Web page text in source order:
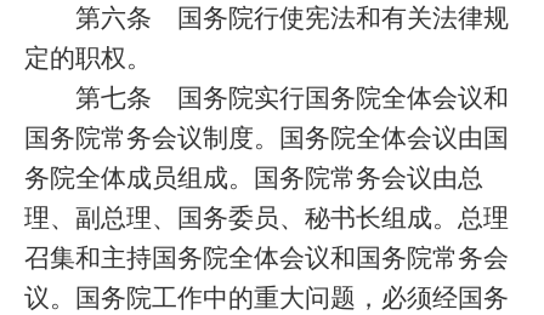
第六条 国务院行使宪法和有关法律规
定的职权。
第七条 国务院实行国务院全体会议和
国务院常务会议制度。国务院全体会议由国
务院全体成员组成。国务院常务会议由总
理、副总理、国务委员、秘书长组成。总理
召集和主持国务院全体会议和国务院常务会
议。国务院工作中的重大问题，必须经国务